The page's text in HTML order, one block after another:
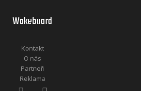
Wakeboard
Kontakt
O nás
Partneři
Reklama